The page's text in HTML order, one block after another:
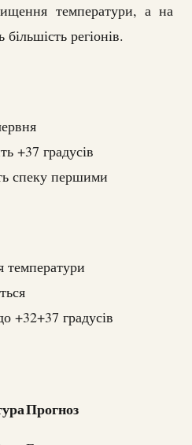
температури, а на
регіонів.
+37 градусів
спеку першими
температури
+32+37 градусів
Прогноз